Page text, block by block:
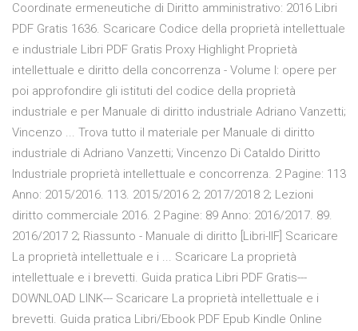
Coordinate ermeneutiche di Diritto amministrativo: 2016 Libri
PDF Gratis 1636. Scaricare Codice della proprietà intellettuale
e industriale Libri PDF Gratis Proxy Highlight Proprietà
intellettuale e diritto della concorrenza - Volume I: opere per
poi approfondire gli istituti del codice della proprietà
industriale e per Manuale di diritto industriale Adriano Vanzetti;
Vincenzo ... Trova tutto il materiale per Manuale di diritto
industriale di Adriano Vanzetti; Vincenzo Di Cataldo Diritto
Industriale proprietà intellettuale e concorrenza. 2 Pagine: 113
Anno: 2015/2016. 113. 2015/2016 2; 2017/2018 2; Lezioni
diritto commerciale 2016. 2 Pagine: 89 Anno: 2016/2017. 89.
2016/2017 2; Riassunto - Manuale di diritto [Libri-lIF] Scaricare
La proprietà intellettuale e i ... Scaricare La proprietà
intellettuale e i brevetti. Guida pratica Libri PDF Gratis---
DOWNLOAD LINK--- Scaricare La proprietà intellettuale e i
brevetti. Guida pratica Libri/Ebook PDF Epub Kindle Online